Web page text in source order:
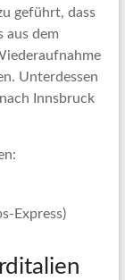
geführt, dass
aus dem
Unterdessen
Innsbruck
Express)